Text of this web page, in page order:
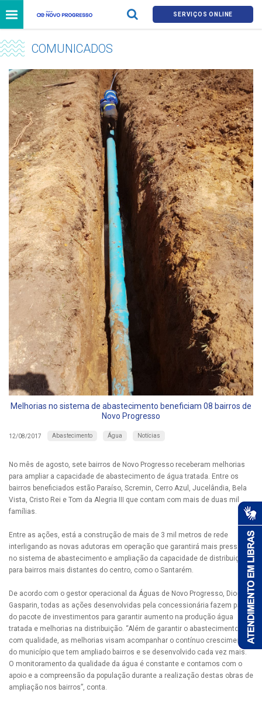
SERVIÇOS ONLINE
COMUNICADOS
Melhorias no sistema de abastecimento beneficiam 08 bairros de
Novo Progresso
12/08/2017 Abastecimento Água Notícias
No mês de agosto, sete bairros de Novo Progresso receberam melhorias
para ampliar a capacidade de abastecimento de água tratada. Entre os
bairros beneficiados estão Paraíso, Scremin, Cerro Azul, Jucelândia, Bela
Vista, Cristo Rei e Tom da Alegria III que contam com mais de duas mil
famílias.
Entre as ações, está a construção de mais de 3 mil metros de rede
interligando as novas adutoras em operação que garantirá mais pressão
no sistema de abastecimento e ampliação da capacidade de distribuição
para bairros mais distantes do centro, como o Santarém.
De acordo com o gestor operacional da Águas de Novo Progresso, Diogo
Gasparin, todas as ações desenvolvidas pela concessionária fazem parte
do pacote de investimentos para garantir aumento na produção água
tratada e melhorias na distribuição. “Além de garantir o abastecimento
com qualidade, as melhorias visam acompanhar o contínuo crescimento
do município que tem ampliado bairros e se desenvolvido cada vez mais.
O monitoramento da qualidade da água é constante e contamos com o
apoio e a compreensão da população durante a realização destas obras de
ampliação nos bairros”, conta.